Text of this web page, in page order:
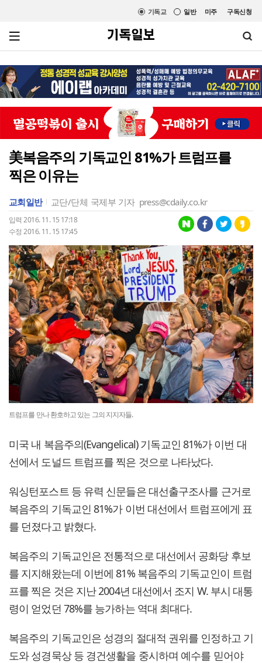
미주 구독신청
일반
기독교
美복음주의 기독교인 81%가 트럼프를
찍은 이유는
교회일반 교단/단체 국제부 기자 press@cdaily.co.kr
입력 2016. 11. 15 17:18
수정 2016. 11. 15 17:45
트럼프를 만나 환호하고 있는 그의 지지자들.
미국 내 복음주의(Evangelical) 기독교인 81%가 이번 대
선에서 도널드 트럼프를 찍은 것으로 나타났다.
워싱턴포스트 등 유력 신문들은 대선출구조사를 근거로
복음주의 기독교인 81%가 이번 대선에서 트럼프에게 표
를 던졌다고 밝혔다.
복음주의 기독교인은 전통적으로 대선에서 공화당 후보
를 지지해왔는데 이번에 81% 복음주의 기독교인이 트럼
프를 찍은 것은 지난 2004년 대선에서 조지 W. 부시 대통
령이 얻었던 78%를 능가하는 역대 최대다.
복음주의 기독교인은 성경의 절대적 권위를 인정하고 기
도와 성경묵상 등 경건생활을 중시하며 예수를 믿어야